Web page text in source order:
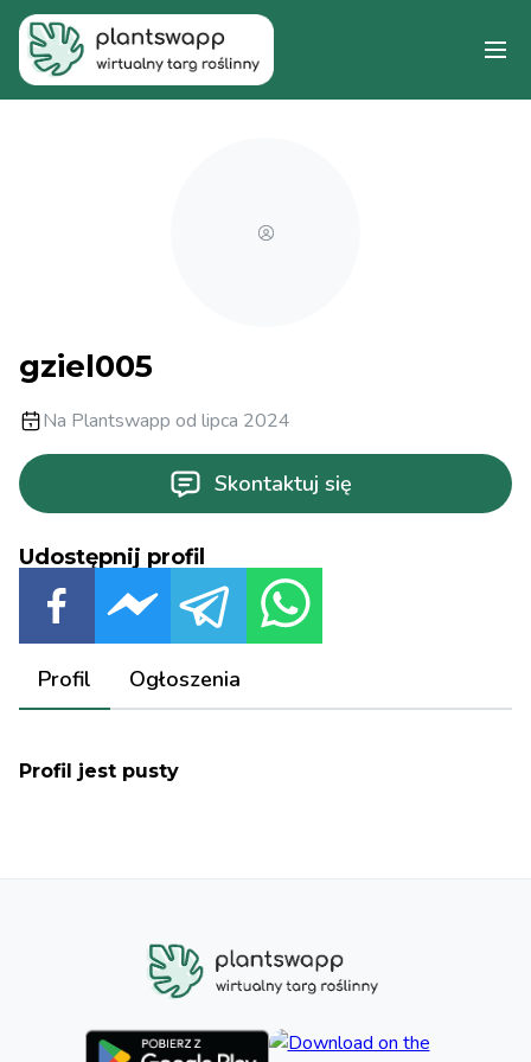
gziel005
Na Plantswapp od lipca 2024
Skontaktuj się
Udostępnij profil
Profil Ogłoszenia
Profil jest pusty